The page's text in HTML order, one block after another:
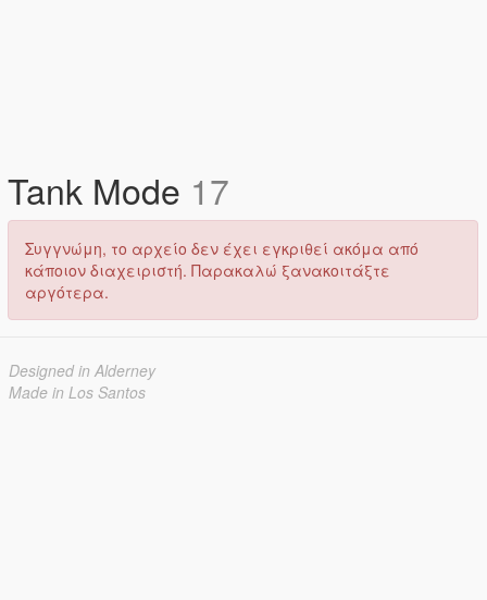
Tank Mode 17
Συγγνώμη, το αρχείο δεν έχει εγκριθεί ακόμα από
κάποιον διαχειριστή. Παρακαλώ ξανακοιτάξτε
αργότερα.
Designed in Alderney
Made in Los Santos